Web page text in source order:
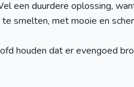
een duurdere oplossing,
smelten, met mooie en
houden dat er evengoed